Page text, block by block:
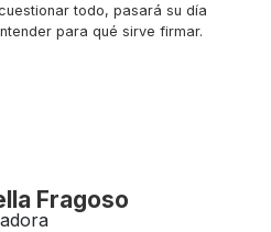
todo, pasará su día
para qué sirve firmar.
Fragoso